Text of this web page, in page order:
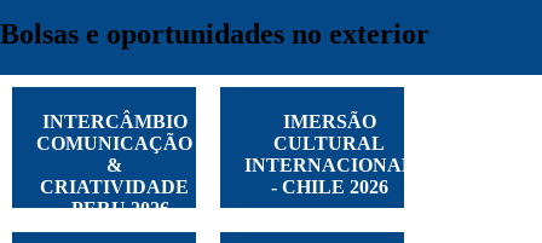
Bolsas e oportunidades no exterior
INTERCÂMBIO
COMUNICAÇÃO
&
CRIATIVIDADE
- PERU 2026
IMERSÃO
CULTURAL
INTERNACIONAL
- CHILE 2026